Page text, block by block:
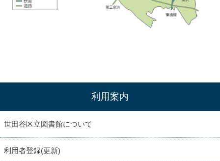
利用案内
世田谷区立図書館について
利用者登録(更新)